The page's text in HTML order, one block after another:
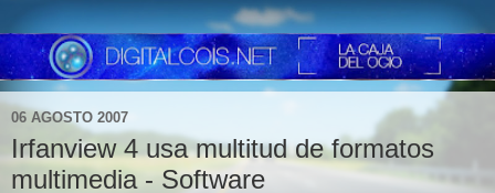
06 AGOSTO 2007
Irfanview 4 usa multitud de formatos
multimedia - Software